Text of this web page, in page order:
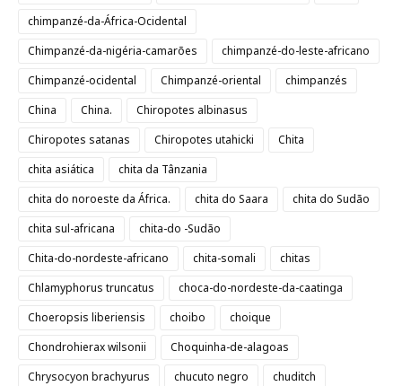
chimpanzé-da-África-Ocidental
Chimpanzé-da-nigéria-camarões
chimpanzé-do-leste-africano
Chimpanzé-ocidental
Chimpanzé-oriental
chimpanzés
China
China.
Chiropotes albinasus
Chiropotes satanas
Chiropotes utahicki
Chita
chita asiática
chita da Tânzania
chita do noroeste da África.
chita do Saara
chita do Sudão
chita sul-africana
chita-do -Sudão
Chita-do-nordeste-africano
chita-somali
chitas
Chlamyphorus truncatus
choca-do-nordeste-da-caatinga
Choeropsis liberiensis
choibo
choique
Chondrohierax wilsonii
Choquinha-de-alagoas
Chrysocyon brachyurus
chucuto negro
chuditch